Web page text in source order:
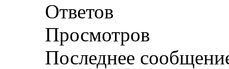
Ответов
Просмотров
Последнее